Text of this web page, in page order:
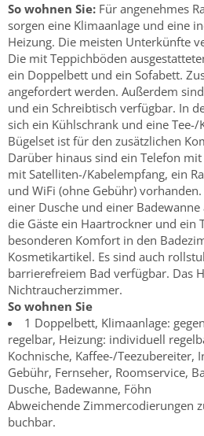
So wohnen Sie: Für angenehmes
sorgen eine Klimaanlage und eine
Heizung. Die meisten Unterkünfte
Die mit Teppichböden
ein Doppelbett und ein Sofabett.
angefordert werden. Außerdem
und ein Schreibtisch verfügbar. In
sich ein Kühlschrank und eine Tee-/
Bügelset ist für den zusätzlichen
Darüber hinaus sind ein Telefon
mit Satelliten-/Kabelempfang, ein
und WiFi (ohne Gebühr)
einer Dusche und einer
die Gäste ein Haartrockner und ein
besonderen Komfort in den
Kosmetikartikel. Es sind auch
barrierefreiem Bad verfügbar. Das
Nichtraucherzimmer.
So wohnen Sie
1 Doppelbett, Klimaanlage:
regelbar, Heizung: individuell
Kochnische, Kaffee-/Teezubereiter,
Gebühr, Fernseher, Roomservice,
Dusche, Badewanne, Föhn
Abweichende Zimmercodierungen
buchbar.